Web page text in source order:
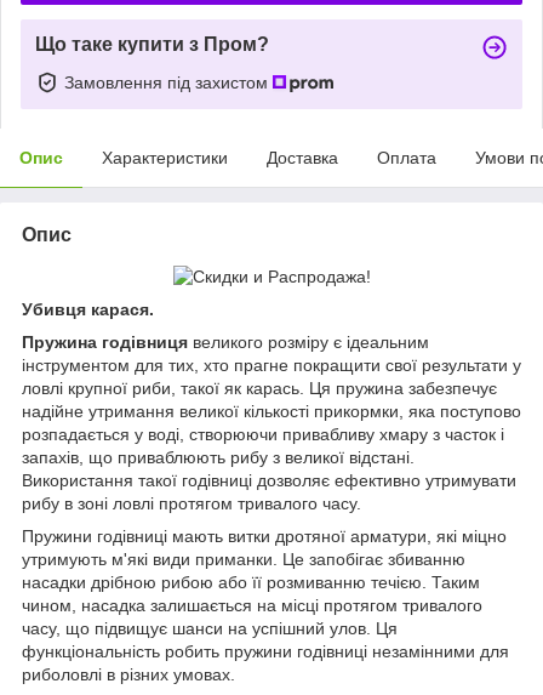
Що таке купити з Пром?
Замовлення під захистом
Опис Характеристики Доставка Оплата Умови
Опис
Убивця карася.
Пружина годівниця великого розміру є ідеальним
інструментом для тих, хто прагне покращити свої результати у
ловлі крупної риби, такої як карась. Ця пружина забезпечує
надійне утримання великої кількості прикормки, яка поступово
розпадається у воді, створюючи привабливу хмару з часток і
запахів, що приваблюють рибу з великої відстані.
Використання такої годівниці дозволяє ефективно утримувати
рибу в зоні ловлі протягом тривалого часу.
Пружини годівниці мають витки дротяної арматури, які міцно
утримують м'які види приманки. Це запобігає збиванню
насадки дрібною рибою або її розмиванню течією. Таким
чином, насадка залишається на місці протягом тривалого
часу, що підвищує шанси на успішний улов. Ця
функціональність робить пружини годівниці незамінними для
риболовлі в різних умовах.